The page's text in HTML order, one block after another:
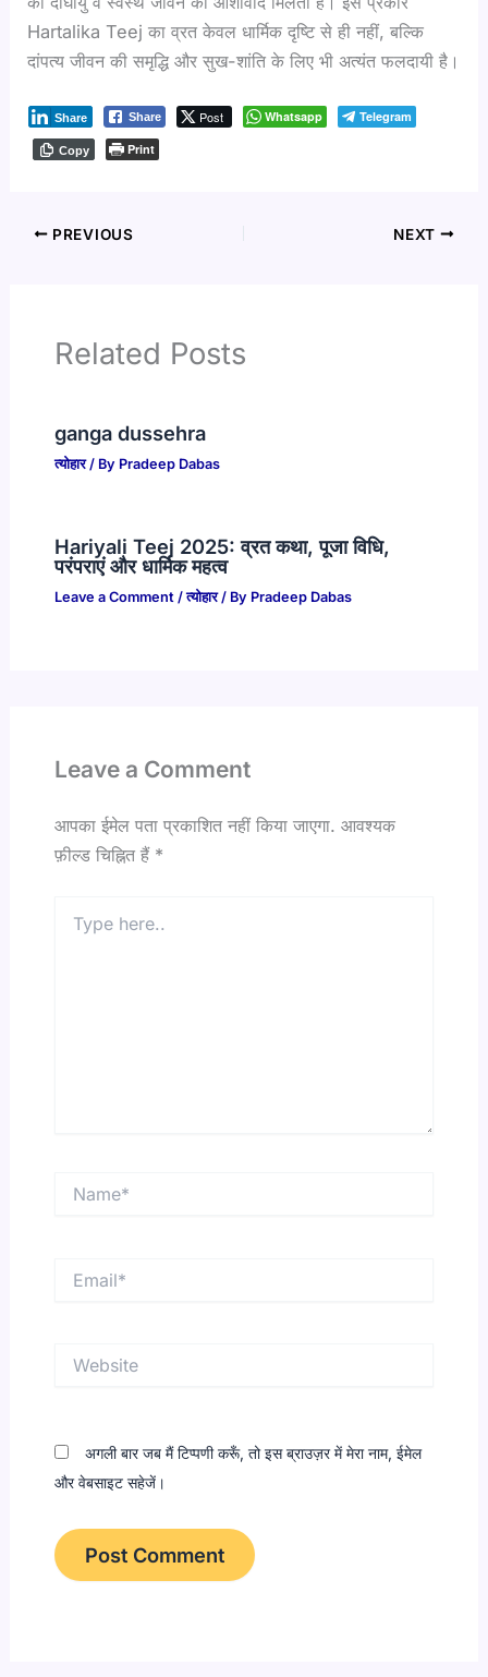
Hartalika Teej का व्रत केवल धार्मिक दृष्टि से ही नहीं, बल्कि
दांपत्य जीवन की समृद्धि और सुख-शांति के लिए भी अत्यंत फलदायी है।
Share Post
Share Whatsapp Telegram
Copy Print
PREVIOUS NEXT
Related Posts
ganga dussehra
त्योहार/ By Pradeep Dabas
Hariyali Teej 2025: व्रत कथा, पूजा विधि,
परंपराएं और धार्मिक महत्व
Leave a Comment /त्योहार/ By Pradeep Dabas
Leave a Comment
आपका ईमेल पता प्रकाशित नहीं किया जाएगा. आवश्यक
फ़ील्ड चिह्नित हैं *
here..
अगली बार जब मैं टिप्पणी करूँ, तो इस ब्राउज़र में मेरा नाम, ईमेल
और वेबसाइट सहेजें।